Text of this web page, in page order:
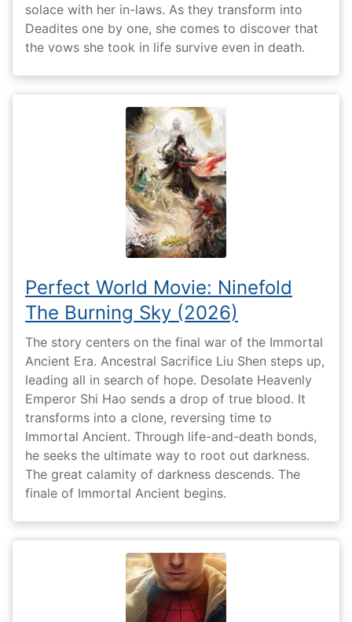
solace with her in-laws. As they transform into
Deadites one by one, she comes to discover that
the vows she took in life survive even in death.
Perfect World Movie: Ninefold
The Burning Sky (2026)
The story centers on the final war of the Immortal
Ancient Era. Ancestral Sacrifice Liu Shen steps up,
leading all in search of hope. Desolate Heavenly
Emperor Shi Hao sends a drop of true blood. It
transforms into a clone, reversing time to
Immortal Ancient. Through life-and-death bonds,
he seeks the ultimate way to root out darkness.
The great calamity of darkness descends. The
finale of Immortal Ancient begins.